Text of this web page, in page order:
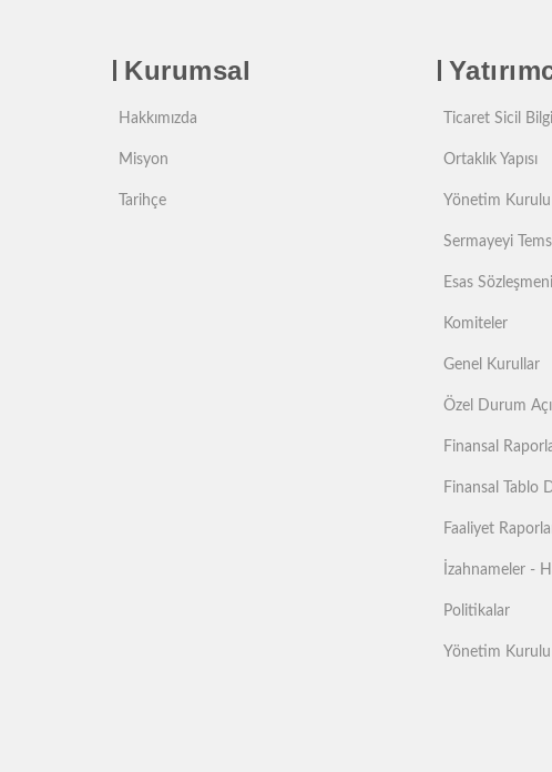
Kurumsal
Hakkımızda
Misyon
Tarihçe
Ticaret Sicil
Ortaklık Yapısı
Yönetim Kurulu
Sermayeyi
Esas
Komiteler
Genel Kurullar
Özel Durum
Finansal
Finansal Tablo
Faaliyet
İzahnameler -
Politikalar
Yönetim Kurulu